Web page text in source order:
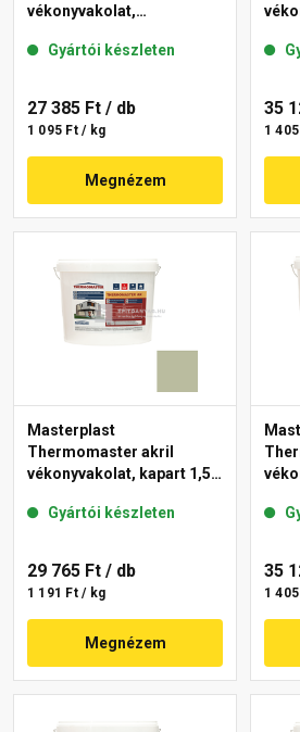
vékonyvakolat,
45-F 25 kg
Gyártói készleten
27 385 Ft / db
1 095 Ft / kg
Megnézem
35
1
Masterplast
Thermomaster akril
vékonyvakolat, kapart 1,5
Gyártói készleten
29 765 Ft / db
1 191 Ft / kg
Megnézem
35
1